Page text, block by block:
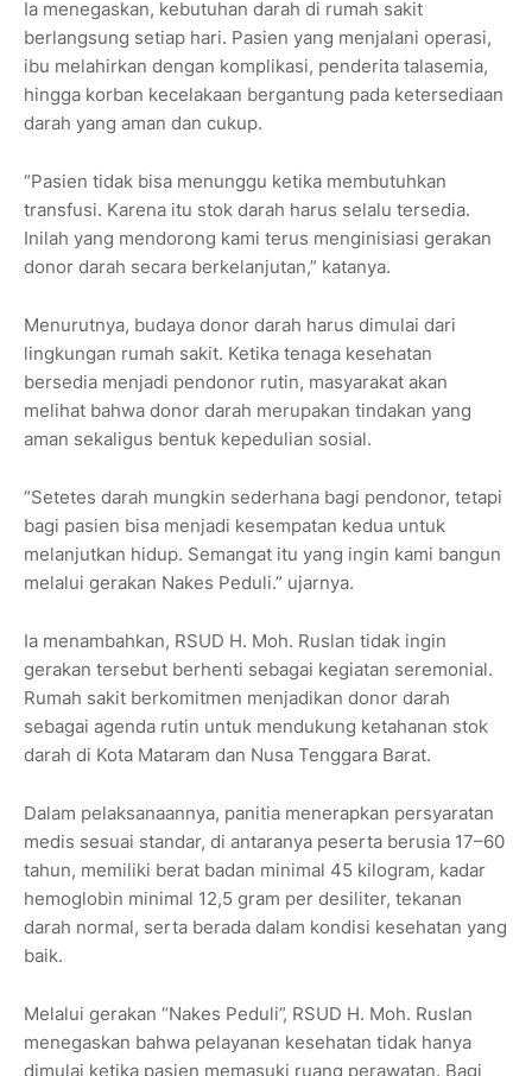
Ia menegaskan, kebutuhan darah di rumah sakit
berlangsung setiap hari. Pasien yang menjalani operasi,
ibu melahirkan dengan komplikasi, penderita talasemia,
hingga korban kecelakaan bergantung pada ketersediaan
darah yang aman dan cukup.
“Pasien tidak bisa menunggu ketika membutuhkan
transfusi. Karena itu stok darah harus selalu tersedia.
Inilah yang mendorong kami terus menginisiasi gerakan
donor darah secara berkelanjutan,” katanya.
Menurutnya, budaya donor darah harus dimulai dari
lingkungan rumah sakit. Ketika tenaga kesehatan
bersedia menjadi pendonor rutin, masyarakat akan
melihat bahwa donor darah merupakan tindakan yang
aman sekaligus bentuk kepedulian sosial.
“Setetes darah mungkin sederhana bagi pendonor, tetapi
bagi pasien bisa menjadi kesempatan kedua untuk
melanjutkan hidup. Semangat itu yang ingin kami bangun
melalui gerakan Nakes Peduli.” ujarnya.
Ia menambahkan, RSUD H. Moh. Ruslan tidak ingin
gerakan tersebut berhenti sebagai kegiatan seremonial.
Rumah sakit berkomitmen menjadikan donor darah
sebagai agenda rutin untuk mendukung ketahanan stok
darah di Kota Mataram dan Nusa Tenggara Barat.
Dalam pelaksanaannya, panitia menerapkan persyaratan
medis sesuai standar, di antaranya peserta berusia 17–60
tahun, memiliki berat badan minimal 45 kilogram, kadar
hemoglobin minimal 12,5 gram per desiliter, tekanan
darah normal, serta berada dalam kondisi kesehatan yang
baik.
Melalui gerakan “Nakes Peduli”, RSUD H. Moh. Ruslan
menegaskan bahwa pelayanan kesehatan tidak hanya
dimulai ketika pasien memasuki ruang perawatan. Bagi